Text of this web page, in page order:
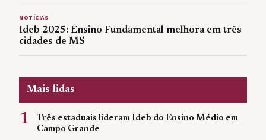
NOTÍCIAS
Ideb 2025: Ensino Fundamental melhora em três
cidades de MS
Mais lidas
1
Três estaduais lideram Ideb do Ensino Médio em
Campo Grande